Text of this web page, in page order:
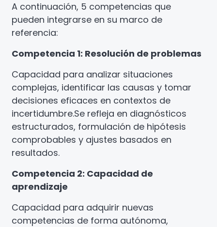
A continuación, 5 competencias que
pueden integrarse en su marco de
referencia:
Competencia 1: Resolución de problemas
Capacidad para analizar situaciones
complejas, identificar las causas y tomar
decisiones eficaces en contextos de
incertidumbre.Se refleja en diagnósticos
estructurados, formulación de hipótesis
comprobables y ajustes basados en
resultados.
Competencia 2: Capacidad de
aprendizaje
Capacidad para adquirir nuevas
competencias de forma autónoma,